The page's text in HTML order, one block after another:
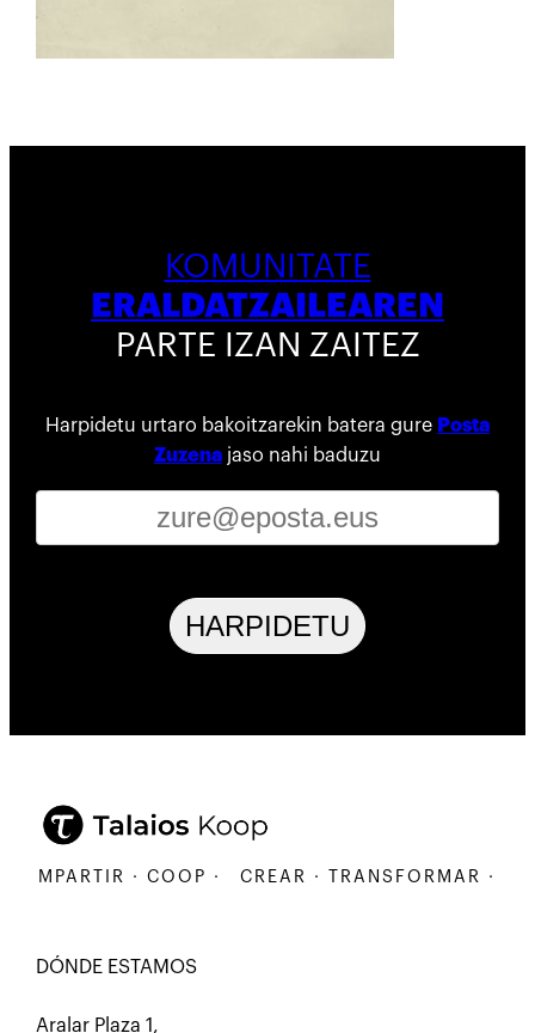
KOMUNITATE
ERALDATZAILEAREN
PARTE IZAN ZAITEZ
Harpidetu urtaro bakoitzarekin batera gure Posta
Zuzena jaso nahi baduzu
HARPIDETU
· COOP · CREAR · TRANSFORMAR ·
DÓNDE ESTAMOS
Aralar Plaza 1,